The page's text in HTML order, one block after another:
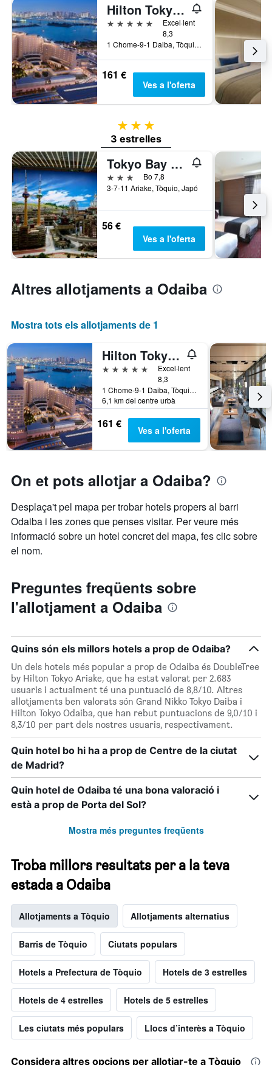
Hilton Tokyo Odaiba
5 estrelles
Excel·lent
8,3
1 Chome-9-1 Daiba, Tòquio, Japó
161 €
Ves a l'oferta
3 estrelles
3 estrelles
Tokyo Bay Ariake Washington Hotel
3 estrellesBo 7,8
3-7-11 Ariake, Tòquio, Japó
56 €
Ves a l'oferta
Altres allotjaments a Odaiba
Mostra tots els allotjaments de 1
Hilton Tokyo Odaiba
5 estrelles
Excel·lent
8,3
1 Chome-9-1 Daiba, Tòquio, Japó
6,1 km del centre urbà
161 € Ves a l'oferta
On et pots allotjar a Odaiba?
Desplaça't pel mapa per trobar hotels propers al barri
Odaiba i les zones que penses visitar. Per veure més
informació sobre un hotel concret del mapa, fes clic sobre
el nom.
Preguntes freqüents sobre
l'allotjament a Odaiba
Quins són els millors hotels a prop de Odaiba?
Un dels hotels més popular a prop de Odaiba és DoubleTree
by Hilton Tokyo Ariake, que ha estat valorat per 2.683
usuaris i actualment té una puntuació de 8,8/10. Altres
allotjaments ben valorats són Grand Nikko Tokyo Daiba i
Hilton Tokyo Odaiba, que han rebut puntuacions de 9,0/10 i
8,3/10 per part dels nostres usuaris, respectivament.
Quin hotel bo hi ha a prop de Centre de la ciutat
de Madrid?
Quin hotel de Odaiba té una bona valoració i
està a prop de Porta del Sol?
Mostra més preguntes freqüents
Troba millors resultats per a la teva
estada a Odaiba
Allotjaments a Tòquio Allotjaments alternatius
Barris de Tòquio Ciutats populars
Hotels a Prefectura de Tòquio Hotels de 3 estrelles
Hotels de 4 estrelles Hotels de 5 estrelles
Les ciutats més populars Llocs d’interès a Tòquio
Considera altres opcions per allotjar-te a Tòquio